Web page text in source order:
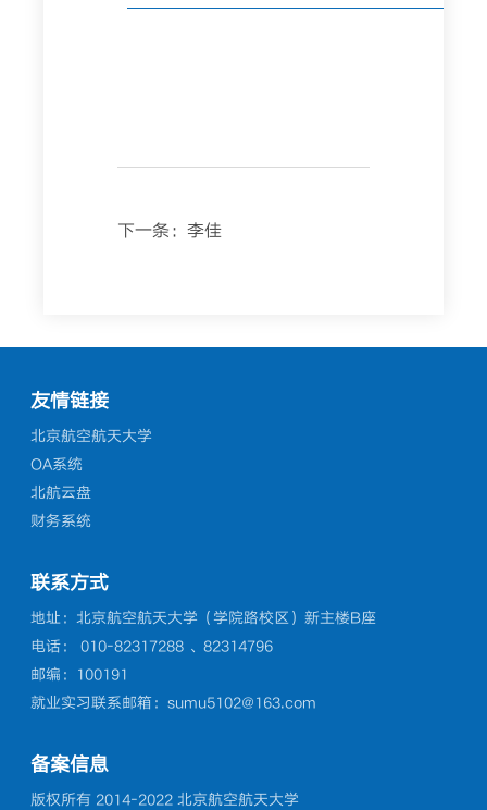
下一条：李佳
友情链接
北京航空航天大学
OA系统
北航云盘
财务系统
联系方式
地址：北京航空航天大学（学院路校区）新主楼B座
电话： 010-82317288 、82314796
邮编：100191
就业实习联系邮箱：sumu5102@163.com
备案信息
版权所有 2014-2022 北京航空航天大学